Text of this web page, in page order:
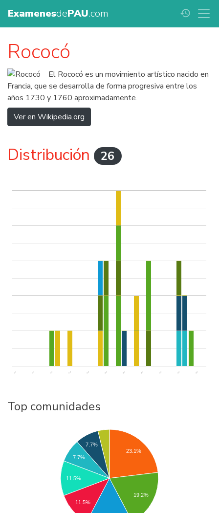
ExamenesdePAU.com history
Rococó
El Rococó es un movimiento artístico nacido en
Francia, que se desarrolla de forma progresiva entre los
años 1730 y 1760 aproximadamente.
Ver en Wikipedia.org
Distribución 26
.. .. .. .. .. .. .. .. .. .. ..
Top comunidades
23.1%
19.2%
7.7%
7.7%
11.5%
11.5%